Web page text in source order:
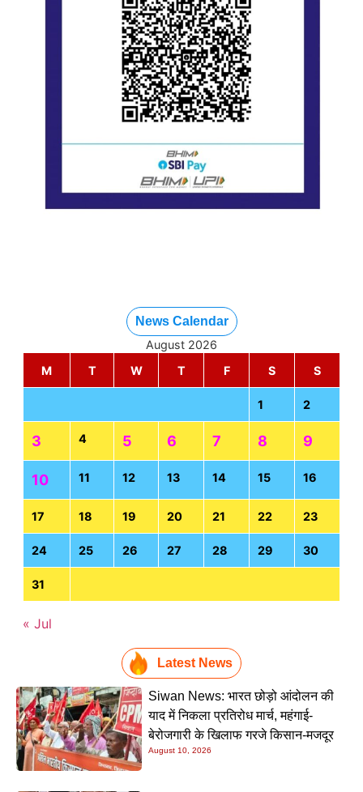
News Calendar
August 2026
M
T W T F S S
1 2
3 4 5 6 7 8 9
10 11 12 13 14 15 16
17 18 19 20 21 22 23
24 25 26 27 28 29 30
31
« Jul
Latest News
Siwan News: भारत छोड़ो आंदोलन की
याद में निकला प्रतिरोध मार्च, महंगाई-
बेरोजगारी के खिलाफ गरजे किसान-मजदूर
August 10, 2026